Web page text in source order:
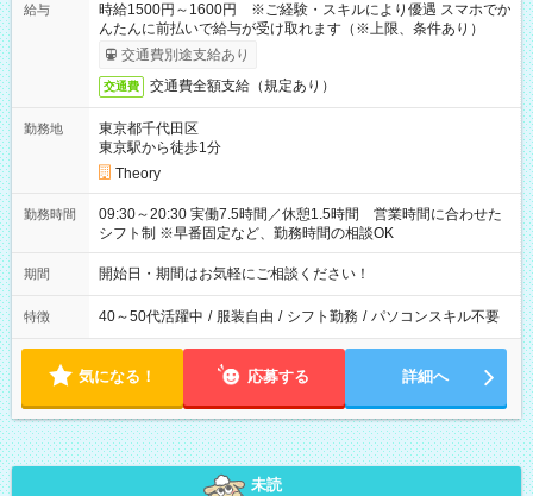
給与
時給1500円～1600円 ※ご経験・スキルにより優遇 スマホでか
んたんに前払いで給与が受け取れます（※上限、条件あり）
交通費別途支給あり
交通費 交通費全額支給（規定あり）
勤務地
東京都千代田区
東京駅から徒歩1分
Theory
勤務時間
09:30～20:30 実働7.5時間／休憩1.5時間 営業時間に合わせた
シフト制 ※早番固定など、勤務時間の相談OK
期間 開始日・期間はお気軽にご相談ください！
特徴 40～50代活躍中 / 服装自由 / シフト勤務 / パソコンスキル不要
気になる！ 応募する 詳細へ
未読